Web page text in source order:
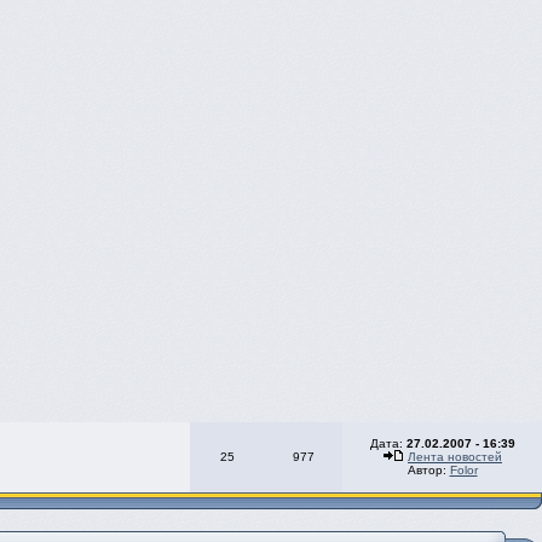
25 977
Дата: 27.02.2007 - 16:39
Лента новостей
Автор: Folor